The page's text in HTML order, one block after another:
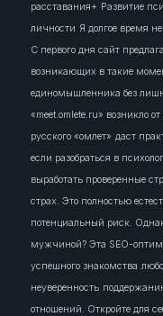
расставания+ Развитие
личности Я долгое время
С первого дня сайт
возникающих в такие
единомышленника без
«meet.omlete.ru» возникло
русского «омлет» даст
если разобраться в
выработать проверенные
страх. Это полностью
потенциальный риск.
мужчиной? Эта SEO-
успешного знакомства
неуверенность
отношений. Откройте для